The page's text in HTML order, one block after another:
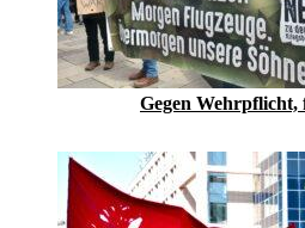
Gegen Wehrpflicht,